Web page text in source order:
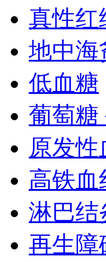
真性红
地中海
低血糖
葡萄糖
原发性
高铁血
淋巴结
再生障